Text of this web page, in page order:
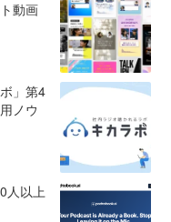
動画
」第4
ノウ
人以上